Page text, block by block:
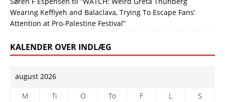
Wearing Keffiyeh and Balaclava, Trying To Escape Fans’
Attention at Pro-Palestine Festival”
KALENDER OVER INDLÆG
august 2026
M Ti O To F L
S